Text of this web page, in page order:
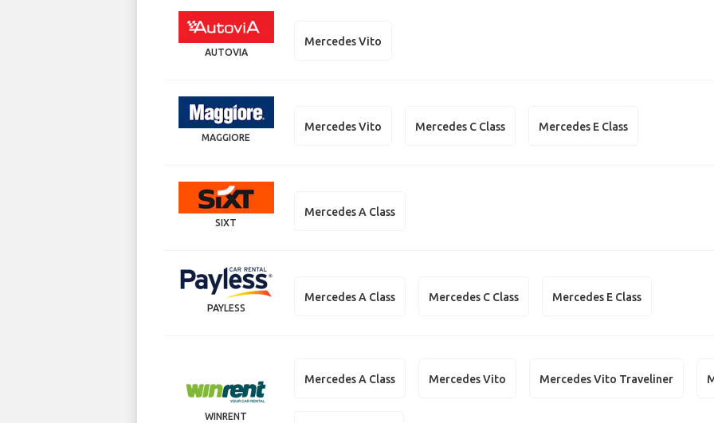
AUTOVIA
Mercedes Vito
MAGGIORE
Mercedes Vito Mercedes C Class Mercedes E Class
SIXT
Mercedes A Class
PAYLESS
Mercedes A Class Mercedes C Class Mercedes E Class
WINRENT
Mercedes A Class Mercedes Vito Mercedes Vito Traveliner